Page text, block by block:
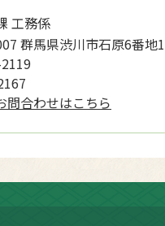
工務係
群馬県渋川市石原6番地1
問合わせはこちら